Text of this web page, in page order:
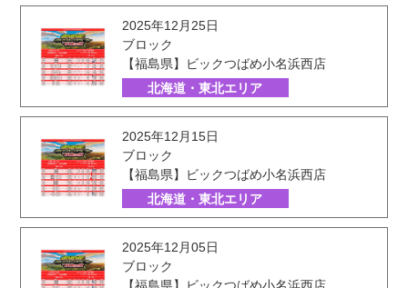
2025年12月25日
ブロック
【福島県】ビックつばめ小名浜西店
北海道・東北エリア
2025年12月15日
ブロック
【福島県】ビックつばめ小名浜西店
北海道・東北エリア
2025年12月05日
ブロック
【福島県】ビックつばめ小名浜西店